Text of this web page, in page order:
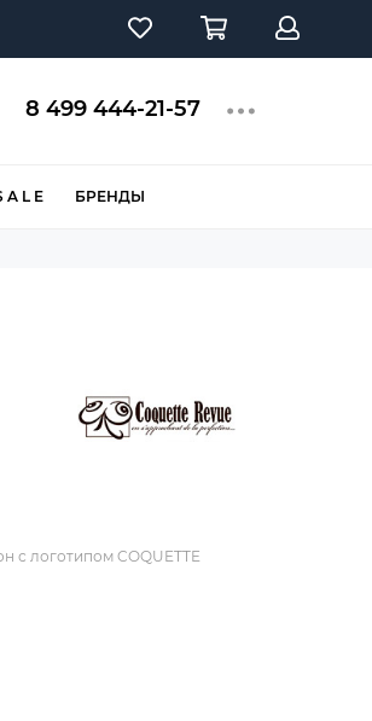
8 499 444-21-57
A L E БРЕНДЫ
с логотипом COQUETTE